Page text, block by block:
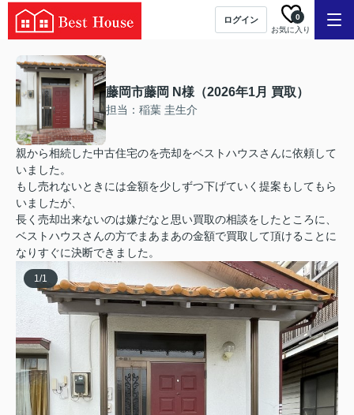
ログイン
お気に入り
0
藤岡市藤岡 N様（2026年1月 買取）
担当：稲葉 圭生介
親から相続した中古住宅のを売却をベストハウスさんに依頼して
いました。
もし売れないときには金額を少しずつ下げていく提案もしてもら
いましたが、
長く売却出来ないのは嫌だなと思い買取の相談をしたところに、
ベストハウスさんの方でまあまあの金額で買取して頂けることに
なりすぐに決断できました。
1/1